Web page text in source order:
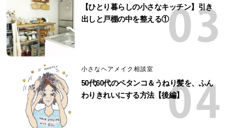
【ひとり暮らしの小さなキッチン】引き
出しと戸棚の中を整える①
小さなヘアメイク相談室
50代60代のペタンコ＆うねり髪を、ふん
わりきれいにする方法【後編】